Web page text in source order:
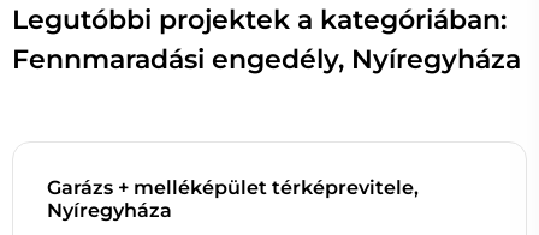
Legutóbbi projektek a kategóriában:
Fennmaradási engedély, Nyíregyháza
Garázs + melléképület térképrevitele,
Nyíregyháza